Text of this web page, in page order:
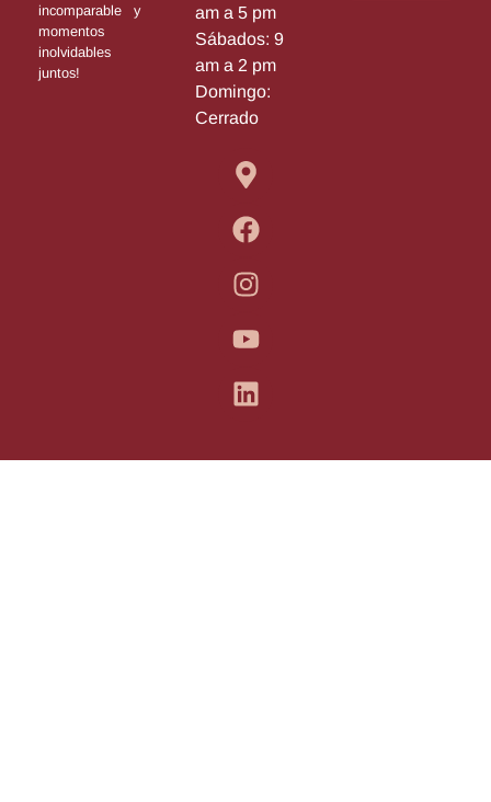
incomparable y
momentos
inolvidables
juntos!
am a 5 pm
Sábados: 9
am a 2 pm
Domingo:
Cerrado